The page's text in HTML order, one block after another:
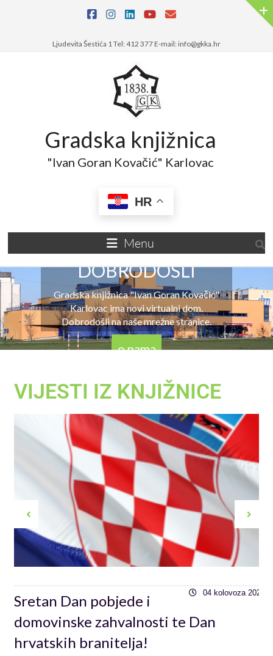
Ljudevita Šestića 1 Tel: 412 377 E-mail: info@gkka.hr
Gradska knjižnica
"Ivan Goran Kovačić" Karlovac
HR
Menu
DOBRODOŠLI
Gradska knjižnica "Ivan Goran Kovačić"
Karlovac ima novi virtualni dom.
Dobrodošli na naše mrežne stranice.
o nama
VIJESTI IZ KNJIŽNICE
04 kolovoza 2026
Sretan Dan pobjede i
domovinske zahvalnosti te Dan
hrvatskih branitelja!